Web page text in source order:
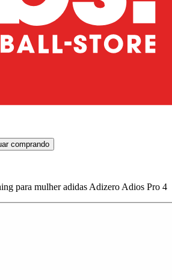
comprando
para mulher adidas Adizero Adios Pro 4